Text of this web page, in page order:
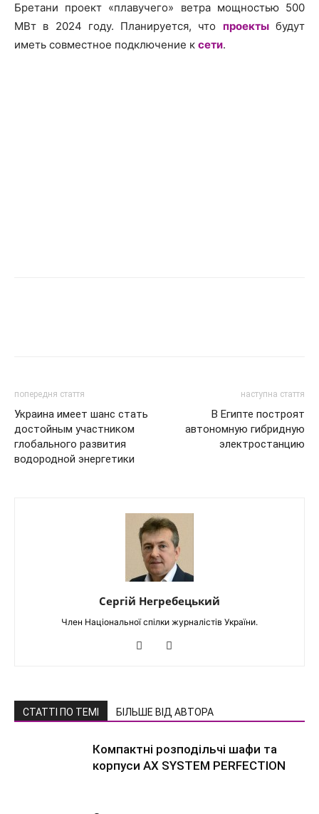
Бретани проект «плавучего» ветра мощностью 500
МВт в 2024 году. Планируется, что проектыбудут
иметь совместное подключение к сети.
попередня стаття
Украина имеет шанс стать
достойным участником
глобального развития
водородной энергетики
наступна стаття
В Египте построят
автономную гибридную
электростанцию
Сергій Негребецький
Член Національної спілки журналістів України.
СТАТТІ ПО ТЕМІ БІЛЬШЕ ВІД АВТОРА
Компактні розподільчі шафи та
корпуси AX SYSTEM PERFECTION